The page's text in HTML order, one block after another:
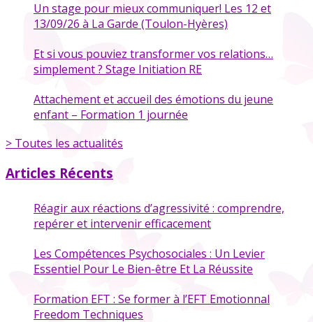
Un stage pour mieux communiquer! Les 12 et
13/09/26 à La Garde (Toulon-Hyères)
Et si vous pouviez transformer vos relations…
simplement ? Stage Initiation RE
Attachement et accueil des émotions du jeune
enfant – Formation 1 journée
> Toutes les actualités
Articles Récents
Réagir aux réactions d’agressivité : comprendre,
repérer et intervenir efficacement
Les Compétences Psychosociales : Un Levier
Essentiel Pour Le Bien-être Et La Réussite
Formation EFT : Se former à l’EFT Emotionnal
Freedom Techniques